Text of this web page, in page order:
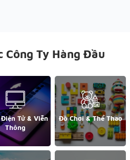
Công Ty Hàng Đầu
Tử & Viễn
Thông
Đồ Chơi & Thể Thao